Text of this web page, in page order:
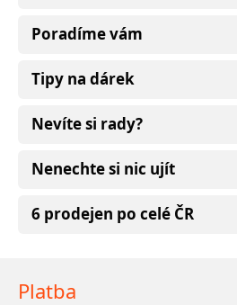
Poradíme vám
Tipy na dárek
Nevíte si rady?
Nenechte si nic ujít
6 prodejen po celé ČR
Platba